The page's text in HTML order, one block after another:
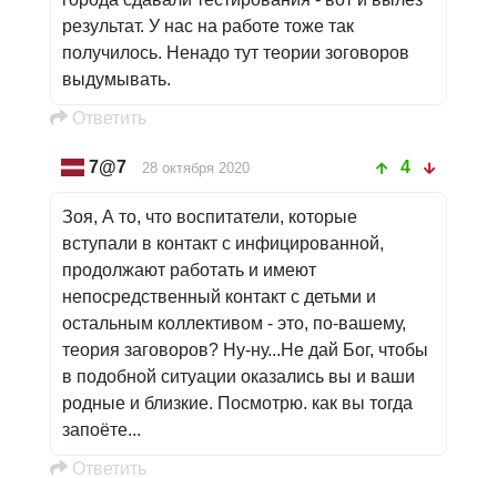
результат. У нас на работе тоже так
получилось. Ненадо тут теории зоговоров
выдумывать.
Oтветить
7@7 28 октября 2020 4
Зоя, А то, что воспитатели, которые
вступали в контакт с инфицированной,
продолжают работать и имеют
непосредственный контакт с детьми и
остальным коллективом - это, по-вашему,
теория заговоров? Ну-ну...Не дай Бог, чтобы
в подобной ситуации оказались вы и ваши
родные и близкие. Посмотрю. как вы тогда
запоёте...
Oтветить